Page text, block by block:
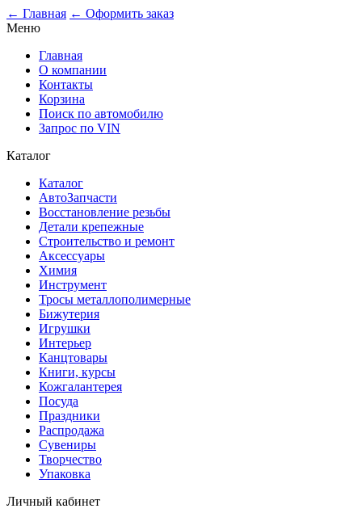
← Главная ← Оформить заказ
Меню
Главная
О компании
Контакты
Корзина
Поиск по автомобилю
Запрос по VIN
Каталог
Каталог
АвтоЗапчасти
Восстановление резьбы
Детали крепежные
Строительство и ремонт
Аксессуары
Химия
Инструмент
Тросы металлополимерные
Бижутерия
Игрушки
Интерьер
Канцтовары
Книги, курсы
Кожгалантерея
Посуда
Праздники
Распродажа
Сувениры
Творчество
Упаковка
Личный кабинет